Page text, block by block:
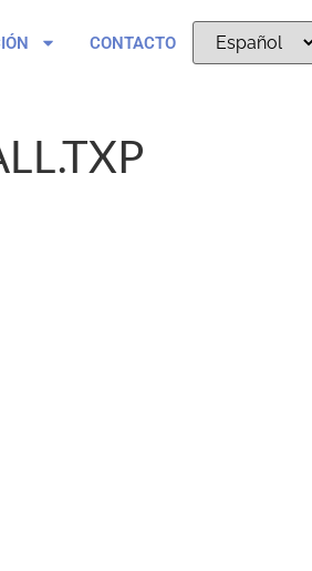
CONTACTO